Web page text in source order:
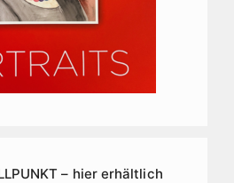
– hier erhältlich